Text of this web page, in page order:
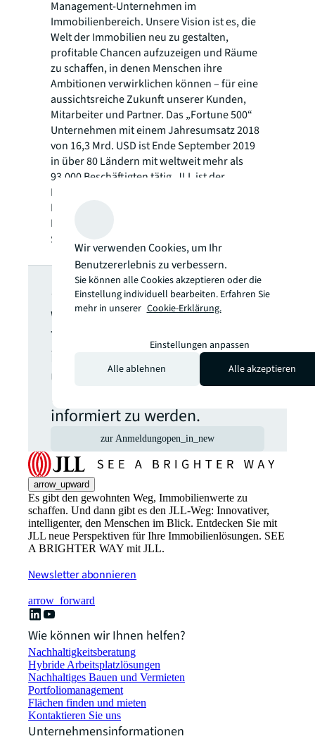
Management-Unternehmen im
Immobilienbereich. Unsere Vision ist es, die
Welt der Immobilien neu zu gestalten,
profitable Chancen aufzuzeigen und Räume
zu schaffen, in denen Menschen ihre
Ambitionen verwirklichen können – für eine
aussichtsreiche Zukunft unserer Kunden,
Mitarbeiter und Partner. Das „Fortune 500“
Unternehmen mit einem Jahresumsatz 2018
von 16,3 Mrd. USD ist Ende September 2019
in über 80 Ländern mit weltweit mehr als
93.000 Beschäftigten tätig. JLL ist der
Markenname und ein eingetragenes
Markenzeichen von Jones Lang LaSalle
Incorporated. Weitere Informationen finden
Sie unter
JLL Newsletter
Wählen Sie aus, welche
Themen Sie aktuell
interessieren, um regelmäßig
über relevante
Neuveröffentlichungen
informiert zu werden.
zur Anmeldungopen_in_new
arrow_upward
Es gibt den gewohnten Weg, Immobilienwerte zu
schaffen. Und dann gibt es den JLL-Weg: Innovativer,
intelligenter, den Menschen im Blick. Entdecken Sie mit
JLL neue Perspektiven für Ihre Immobilienlösungen. SEE
A BRIGHTER WAY mit JLL.
Newsletter abonnieren
arrow_forward
Wie können wir Ihnen helfen?
Nachhaltigkeitsberatung
Hybride Arbeitsplatzlösungen
Nachhaltiges Bauen und Vermieten
Portfoliomanagement
Flächen finden und mieten
Kontaktieren Sie uns
Unternehmensinformationen
Wir verwenden Cookies, um Ihr
Benutzererlebnis zu verbessern.
Sie können alle Cookies akzeptieren oder die
Einstellung individuell bearbeiten. Erfahren Sie
mehr in unserer Cookie-Erklärung.
Einstellungen anpassen
Alle ablehnen
Alle akzeptieren